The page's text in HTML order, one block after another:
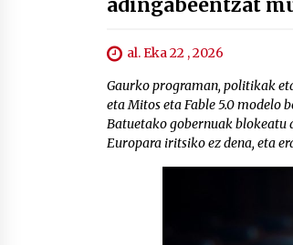
adingabeentzat
al. Eka 22 , 2026
Gaurko programan, politikak
eta Mitos eta Fable 5.0
Batuetako gobernuak blokeatu
Europara iritsiko ez dena, eta